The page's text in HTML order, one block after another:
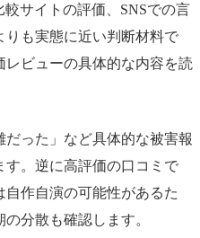
サイトの評価、SNSでの言
りも実態に近い判断材料で
ビューの具体的な内容を読
だった」など具体的な被害報
。逆に高評価の口コミで
自作自演の可能性があるた
分散も確認します。